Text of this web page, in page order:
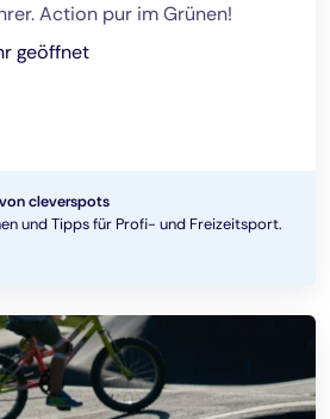
Action pur im Grünen!
geöffnet
cleverspots
und Tipps für Profi- und Freizeitsport.